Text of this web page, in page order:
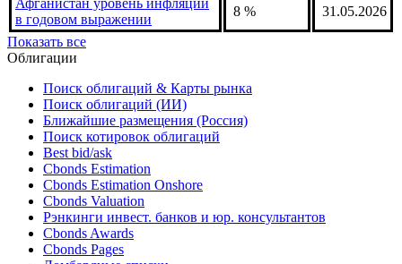
Афганистан уровень инфляции
в годовом выражении
8 %
31.05.2026
Показать все
Облигации
Поиск облигаций & Карты рынка
Поиск облигаций (ИИ)
Ближайшие размещения (Россия)
Поиск котировок облигаций
Best bid/ask
Cbonds Estimation
Cbonds Estimation Onshore
Cbonds Valuation
Рэнкинги инвест. банков и юр. консультантов
Cbonds Awards
Cbonds Pages